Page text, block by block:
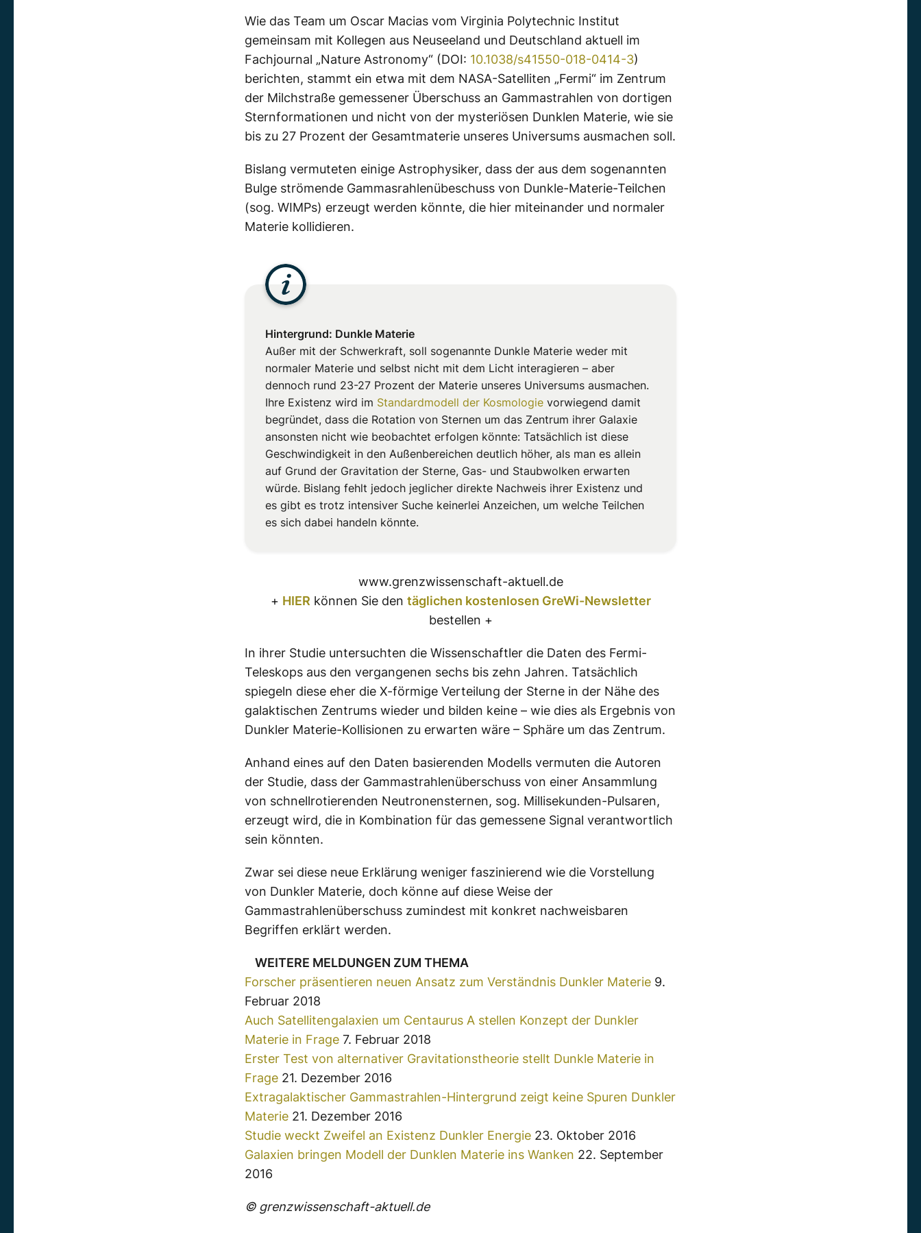
Wie das Team um Oscar Macias vom Virginia Polytechnic Institut
gemeinsam mit Kollegen aus Neuseeland und Deutschland aktuell im
Fachjournal „Nature Astronomy“ (DOI: 10.1038/s41550-018-0414-3)
berichten, stammt ein etwa mit dem NASA-Satelliten „Fermi“ im Zentrum
der Milchstraße gemessener Überschuss an Gammastrahlen von dortigen
Sternformationen und nicht von der mysteriösen Dunklen Materie, wie sie
bis zu 27 Prozent der Gesamtmaterie unseres Universums ausmachen soll.
Bislang vermuteten einige Astrophysiker, dass der aus dem sogenannten
Bulge strömende Gammasrahlenübeschuss von Dunkle-Materie-Teilchen
(sog. WIMPs) erzeugt werden könnte, die hier miteinander und normaler
Materie kollidieren.
Hintergrund: Dunkle Materie
Außer mit der Schwerkraft, soll sogenannte Dunkle Materie weder mit
normaler Materie und selbst nicht mit dem Licht interagieren – aber
dennoch rund 23-27 Prozent der Materie unseres Universums ausmachen.
Ihre Existenz wird im Standardmodell der Kosmologie vorwiegend damit
begründet, dass die Rotation von Sternen um das Zentrum ihrer Galaxie
ansonsten nicht wie beobachtet erfolgen könnte: Tatsächlich ist diese
Geschwindigkeit in den Außenbereichen deutlich höher, als man es allein
auf Grund der Gravitation der Sterne, Gas- und Staubwolken erwarten
würde. Bislang fehlt jedoch jeglicher direkte Nachweis ihrer Existenz und
es gibt es trotz intensiver Suche keinerlei Anzeichen, um welche Teilchen
es sich dabei handeln könnte.
www.grenzwissenschaft-aktuell.de
+ HIER können Sie den täglichen kostenlosen GreWi-Newsletter
bestellen +
In ihrer Studie untersuchten die Wissenschaftler die Daten des Fermi-
Teleskops aus den vergangenen sechs bis zehn Jahren. Tatsächlich
spiegeln diese eher die X-förmige Verteilung der Sterne in der Nähe des
galaktischen Zentrums wieder und bilden keine – wie dies als Ergebnis von
Dunkler Materie-Kollisionen zu erwarten wäre – Sphäre um das Zentrum.
Anhand eines auf den Daten basierenden Modells vermuten die Autoren
der Studie, dass der Gammastrahlenüberschuss von einer Ansammlung
von schnellrotierenden Neutronensternen, sog. Millisekunden-Pulsaren,
erzeugt wird, die in Kombination für das gemessene Signal verantwortlich
sein könnten.
Zwar sei diese neue Erklärung weniger faszinierend wie die Vorstellung
von Dunkler Materie, doch könne auf diese Weise der
Gammastrahlenüberschuss zumindest mit konkret nachweisbaren
Begriffen erklärt werden.
WEITERE MELDUNGEN ZUM THEMA
Forscher präsentieren neuen Ansatz zum Verständnis Dunkler Materie 9.
Februar 2018
Auch Satellitengalaxien um Centaurus A stellen Konzept der Dunkler
Materie in Frage 7. Februar 2018
Erster Test von alternativer Gravitationstheorie stellt Dunkle Materie in
Frage 21. Dezember 2016
Extragalaktischer Gammastrahlen-Hintergrund zeigt keine Spuren Dunkler
Materie 21. Dezember 2016
Studie weckt Zweifel an Existenz Dunkler Energie 23. Oktober 2016
Galaxien bringen Modell der Dunklen Materie ins Wanken 22. September
2016
© grenzwissenschaft-aktuell.de